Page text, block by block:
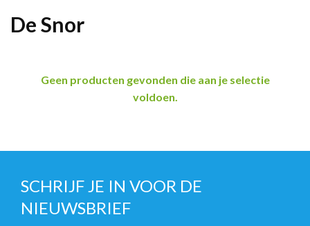
De Snor
Geen producten gevonden die aan je selectie
voldoen.
SCHRIJF JE IN VOOR DE
NIEUWSBRIEF